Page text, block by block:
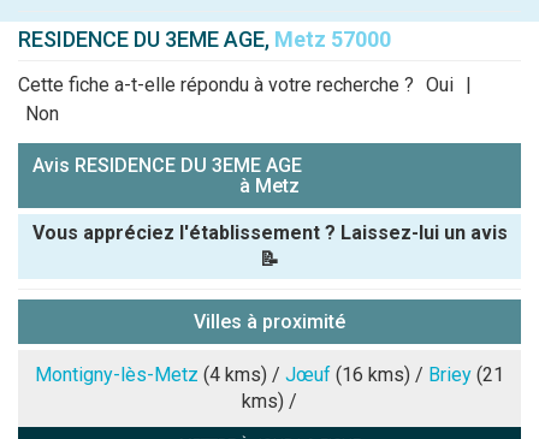
RESIDENCE DU 3EME AGE, Metz 57000
Cette fiche a-t-elle répondu à votre recherche ? Oui |
Non
Avis RESIDENCE DU 3EME AGE
à Metz
Vous appréciez l'établissement ? Laissez-lui un avis
📝
Note que vous souhaitez attribuer :
Antispam -
Villes à proximité
Montigny-lès-Metz (4 kms) / Jœuf (16 kms) / Briey (21
kms) /